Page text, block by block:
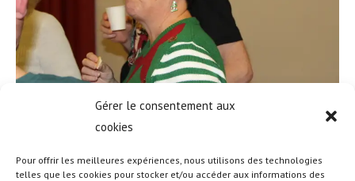
Gérer le consentement aux
cookies
Pour offrir les meilleures expériences, nous utilisons des technologies
telles que les cookies pour stocker et/ou accéder aux informations des